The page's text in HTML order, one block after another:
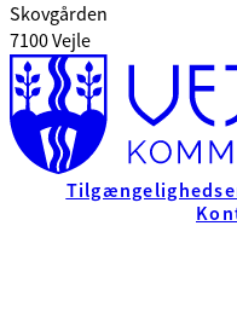
Skovgården
7100 Vejle